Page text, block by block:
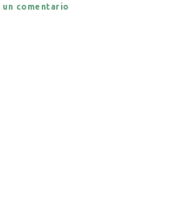
un comentario